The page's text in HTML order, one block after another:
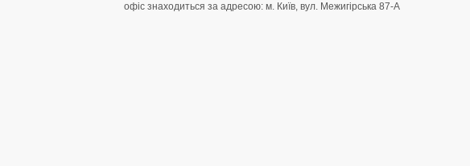
офіс знаходиться за адресою: м. Київ, вул. Межигірська 87-А